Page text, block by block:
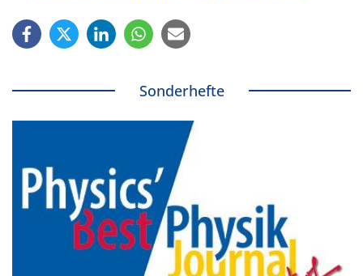
Sonderhefte